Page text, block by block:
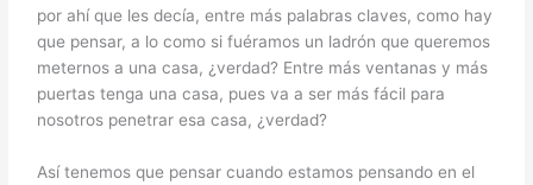
por ahí que les decía, entre más palabras claves, como hay
que pensar, a lo como si fuéramos un ladrón que queremos
meternos a una casa, ¿verdad? Entre más ventanas y más
puertas tenga una casa, pues va a ser más fácil para
nosotros penetrar esa casa, ¿verdad?
Así tenemos que pensar cuando estamos pensando en el